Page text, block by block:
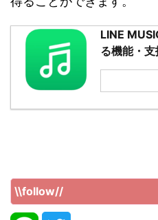
LINE
る機能・支
\\follow//